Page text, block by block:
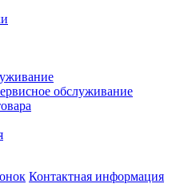
обслуживание
Контактная информация